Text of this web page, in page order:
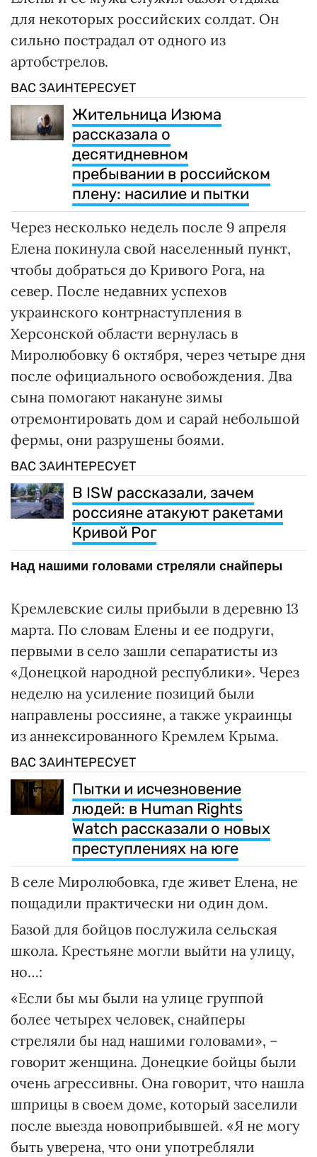
для некоторых российских солдат. Он
сильно пострадал от одного из
артобстрелов.
ВАС ЗАИНТЕРЕСУЕТ
Жительница Изюма
рассказала о
десятидневном
пребывании в российском
плену: насилие и пытки
Через несколько недель после 9 апреля
Елена покинула свой населенный пункт,
чтобы добраться до Кривого Рога, на
север. После недавних успехов
украинского контрнаступления в
Херсонской области вернулась в
Миролюбовку 6 октября, через четыре дня
после официального освобождения. Два
сына помогают накануне зимы
отремонтировать дом и сарай небольшой
фермы, они разрушены боями.
ВАС ЗАИНТЕРЕСУЕТ
В ISW рассказали, зачем
россияне атакуют ракетами
Кривой Рог
Над нашими головами стреляли снайперы
Кремлевские силы прибыли в деревню 13
марта. По словам Елены и ее подруги,
первыми в село зашли сепаратисты из
«Донецкой народной республики». Через
неделю на усиление позиций были
направлены россияне, а также украинцы
из аннексированного Кремлем Крыма.
ВАС ЗАИНТЕРЕСУЕТ
Пытки и исчезновение
людей: в Human Rights
Watch рассказали о новых
преступлениях на юге
В селе Миролюбовка, где живет Елена, не
пощадили практически ни один дом.
Базой для бойцов послужила сельская
школа. Крестьяне могли выйти на улицу,
но…:
«Если бы мы были на улице группой
более четырех человек, снайперы
стреляли бы над нашими головами», –
говорит женщина. Донецкие бойцы были
очень агрессивны. Она говорит, что нашла
шприцы в своем доме, который заселили
после выезда новоприбывшей. «Я не могу
быть уверена, что они употребляли